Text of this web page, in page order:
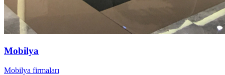
Mobilya
Mobilya firmaları